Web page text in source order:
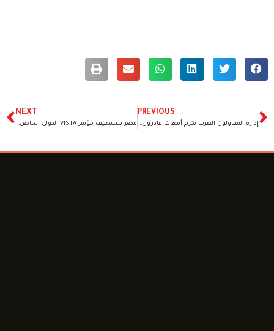
PREVIOUS
إدارة المقاولون العرب تكرم أمهات قادرون باختلاف “صور
NEXT
مصر تستضيف مؤتمر VISTA الدولى الخاص بالالعاب البارالمبية اكتوبر القادم